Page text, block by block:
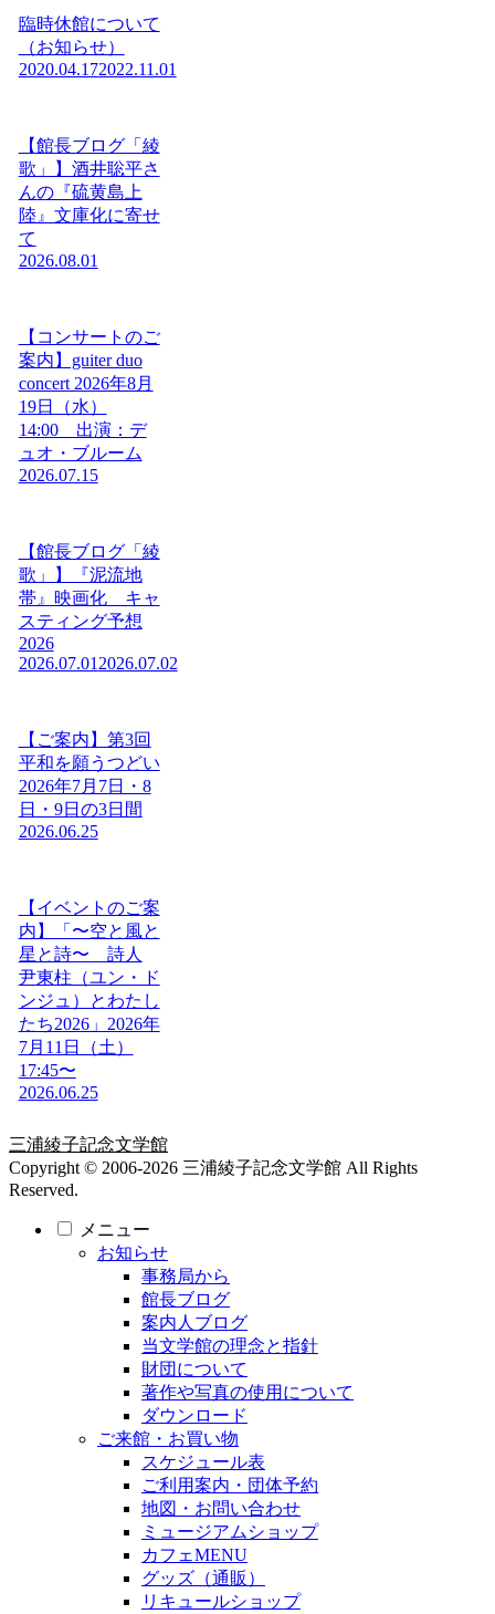
臨時休館について
（お知らせ）
2020.04.172022.11.01
【館長ブログ「綾
歌」】酒井聡平さ
んの『硫黄島上
陸』文庫化に寄せ
て
2026.08.01
【コンサートのご
案内】guiter duo
concert 2026年8月
19日（水）
14:00 出演：デ
ュオ・ブルーム
2026.07.15
【館長ブログ「綾
歌」】『泥流地
帯』映画化 キャ
スティング予想
2026
2026.07.01 2026.07.02
【ご案内】第3回
平和を願うつどい
2026年7月7日・8
日・9日の3日間
2026.06.25
【イベントのご案
内】「〜空と風と
星と詩〜 詩人
尹東柱（ユン・ド
ンジュ）とわたし
たち2026」2026年
7月11日（土）
17:45〜
2026.06.25
三浦綾子記念文学館
Copyright © 2006-2026 三浦綾子記念文学館 All Rights
Reserved.
メニュー
お知らせ
事務局から
館長ブログ
案内人ブログ
当文学館の理念と指針
財団について
著作や写真の使用について
ダウンロード
ご来館・お買い物
スケジュール表
ご利用案内・団体予約
地図・お問い合わせ
ミュージアムショップ
カフェMENU
グッズ（通販）
リキュールショップ